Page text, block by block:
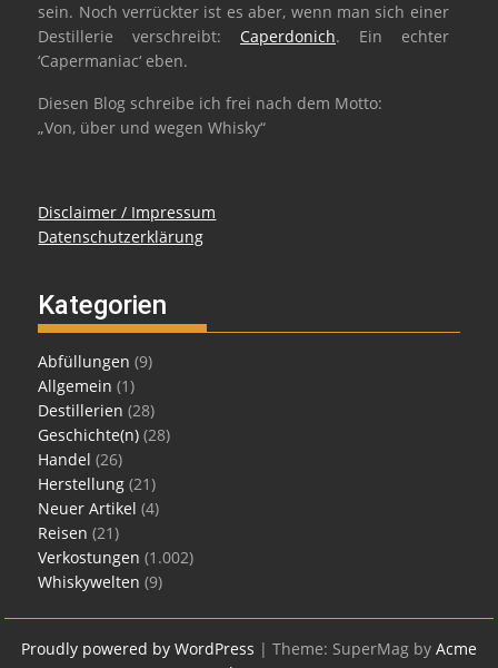
sein. Noch verrückter ist es aber, wenn man sich einer
Destillerie verschreibt: Caperdonich. Ein echter
‘Capermaniac‘ eben.
Diesen Blog schreibe ich frei nach dem Motto:
„Von, über und wegen Whisky“
Disclaimer / Impressum
Datenschutzerklärung
Kategorien
Abfüllungen (9)
Allgemein (1)
Destillerien (28)
Geschichte(n) (28)
Handel (26)
Herstellung (21)
Neuer Artikel (4)
Reisen (21)
Verkostungen (1.002)
Whiskywelten (9)
Proudly powered by WordPress | Theme: SuperMag by Acme